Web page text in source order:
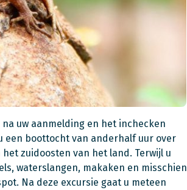
uw aanmelding en het inchecken
een boottocht van anderhalf uur over
zuidoosten van het land. Terwijl u
waterslangen, makaken en misschien
Na deze excursie gaat u meteen